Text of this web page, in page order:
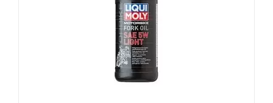
options
peuvent
être